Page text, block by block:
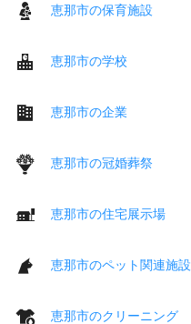
恵那市の保育施設
恵那市の学校
恵那市の企業
恵那市の冠婚葬祭
恵那市の住宅展示場
恵那市のペット関連施設
恵那市のクリーニング